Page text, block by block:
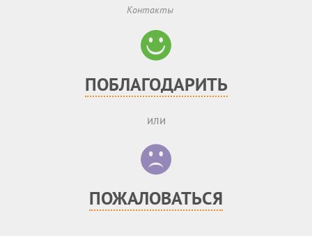
Контакты
ПОБЛАГОДАРИТЬ
или
ПОЖАЛОВАТЬСЯ